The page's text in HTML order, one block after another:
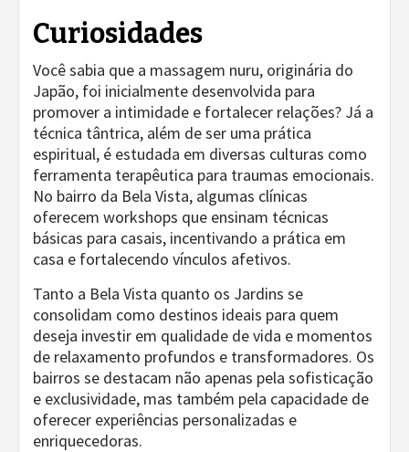
Curiosidades
Você sabia que a massagem nuru, originária do
Japão, foi inicialmente desenvolvida para
promover a intimidade e fortalecer relações? Já a
técnica tântrica, além de ser uma prática
espiritual, é estudada em diversas culturas como
ferramenta terapêutica para traumas emocionais.
No bairro da Bela Vista, algumas clínicas
oferecem workshops que ensinam técnicas
básicas para casais, incentivando a prática em
casa e fortalecendo vínculos afetivos.
Tanto a Bela Vista quanto os Jardins se
consolidam como destinos ideais para quem
deseja investir em qualidade de vida e momentos
de relaxamento profundos e transformadores. Os
bairros se destacam não apenas pela sofisticação
e exclusividade, mas também pela capacidade de
oferecer experiências personalizadas e
enriquecedoras.